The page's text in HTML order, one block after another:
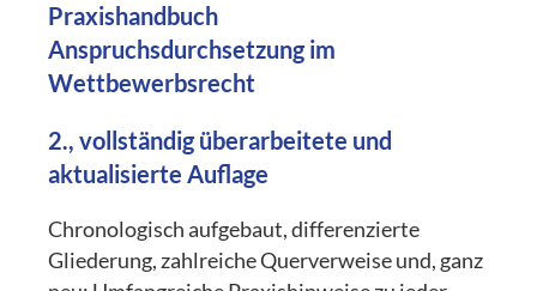
Praxishandbuch
Anspruchsdurchsetzung im
Wettbewerbsrecht
2., vollständig überarbeitete und
aktualisierte Auflage
Chronologisch aufgebaut, differenzierte
Gliederung, zahlreiche Querverweise und, ganz